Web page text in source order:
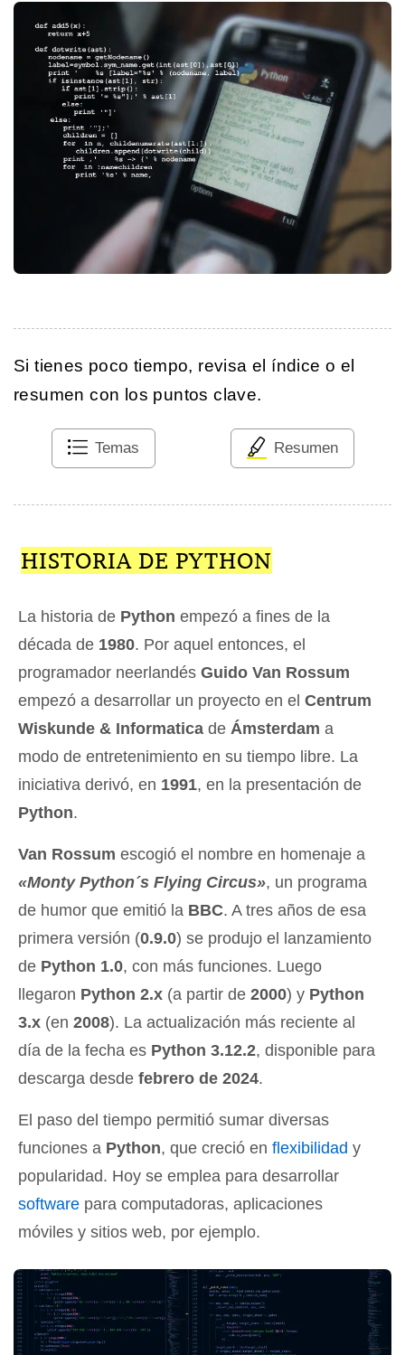
Si tienes poco tiempo, revisa el índice o el
resumen con los puntos clave.
Temas Resumen
HISTORIA DE PYTHON
La historia de Python empezó a fines de la
década de 1980. Por aquel entonces, el
programador neerlandés Guido Van Rossum
empezó a desarrollar un proyecto en el Centrum
Wiskunde & Informatica de Ámsterdam a
modo de entretenimiento en su tiempo libre. La
iniciativa derivó, en 1991, en la presentación de
Python.
Van Rossum escogió el nombre en homenaje a
«Monty Python´s Flying Circus», un programa
de humor que emitió la BBC. A tres años de esa
primera versión (0.9.0) se produjo el lanzamiento
de Python 1.0, con más funciones. Luego
llegaron Python 2.x (a partir de 2000) y Python
3.x (en 2008). La actualización más reciente al
día de la fecha es Python 3.12.2, disponible para
descarga desde febrero de 2024.
El paso del tiempo permitió sumar diversas
funciones a Python, que creció en flexibilidad y
popularidad. Hoy se emplea para desarrollar
software para computadoras, aplicaciones
móviles y sitios web, por ejemplo.